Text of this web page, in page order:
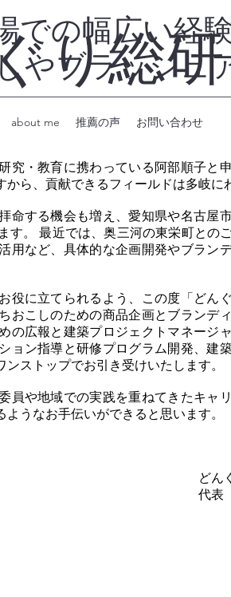
り総研
about me 推薦の声 お問い合わせ
での幅広い経
やブラッシュ
究・教育に携わっている阿部順子と
ら、貢献できるフィールドは多岐に
命する機会も増え、愛知県や名古屋
す。 最近では、奥三河の東栄町との
用など、具体的な企画開発やブラン
役に立てられるよう、この度「どん
おこしのための商品企画とブランデ
の広報と建築プロジェクトマネージ
ョン指導と研修プログラム開発、建
ストップでお引き受けいたします。
員や地域での実践を重ねてきたキャリ
うなお手伝いができると思います。
り総
部 順